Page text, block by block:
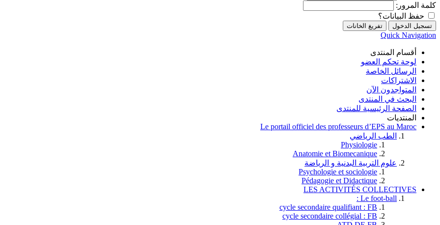
كلمة المرور:
حفظ البيانات؟
Quick Navigation
أقسام المنتدى
لوحة تحكم العضو
الرسائل الخاصة
الاشتراكات
المتواجدون الآن
البحث في المنتدى
الصفحة الرئيسية للمنتدى
المنتديات
Le portail officiel des professeurs d’EPS au Maroc
الطب الرياضي
Physiologie
Anatomie et Biomecanique
علوم التربية البدنية و الرياضة
Psychologie et sociologie
Pédagogie et Didactique
LES ACTIVITÉS COLLECTIVES
Le foot-ball :
cycle secondaire qualifiant : FB
cycle secondaire collégial : FB